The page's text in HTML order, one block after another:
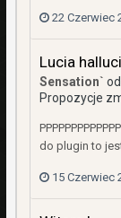
22 Czerwiec
Lucia
Sensation`
Propozycje
do plugin to
15 Czerwiec